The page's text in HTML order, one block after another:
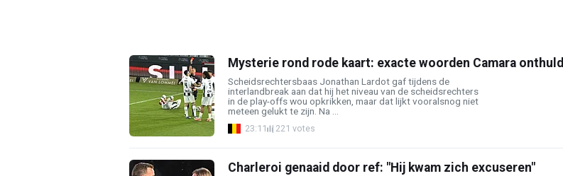
Mysterie rond rode kaart: exacte woorden Camara onthuld
Scheidsrechtersbaas Jonathan Lardot gaf tijdens de
interlandbreak aan dat hij het niveau van de scheidsrechters
in de play-offs wou opkrikken, maar dat lijkt vooralsnog niet
meteen gelukt te zijn. Na ...
23:11 221 votes
Charleroi genaaid door ref: "Hij kwam zich excuseren"